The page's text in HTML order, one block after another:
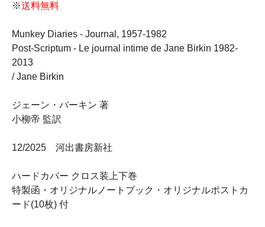
※送料無料
Munkey Diaries - Journal, 1957-1982
Post-Scriptum - Le journal intime de Jane Birkin 1982-
2013
/ Jane Birkin
ジェーン・バーキン 著
小柳帝 監訳
12/2025 河出書房新社
ハードカバー クロス装上下巻
特製函・オリジナルノートブック・オリジナルポストカ
ード(10枚) 付